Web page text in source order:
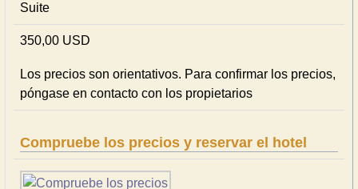
Suite
350,00 USD
Los precios son orientativos. Para confirmar los precios,
póngase en contacto con los propietarios
Compruebe los precios y reservar el hotel